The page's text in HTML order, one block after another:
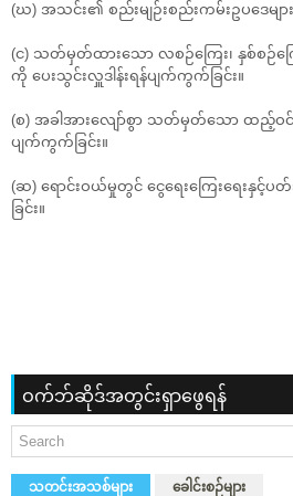
(ဃ) အသင်း၏ စည်းမျဉ်းစည်းကမ်းဥပဒေမျာ
(င) သတ်မှတ်ထားသော လစဉ်ကြေး၊ နှစ်စဉ်
ကို ပေးသွင်းလှူဒါန်းရန်ပျက်ကွက်ခြင်း။
(စ) အခါအားလျော်စွာ သတ်မှတ်သော ထည့်ဝင်က
ပျက်ကွက်ခြင်း။
(ဆ) ရောင်းဝယ်မှုတွင် ငွေရေးကြေးရေးနှ
ခြင်း။
ဝက်ဘ်ဆိုဒ်အတွင်းရှာဖွေရန်
သတင်းအသစ်များ ခေါင်းစဉ်များ